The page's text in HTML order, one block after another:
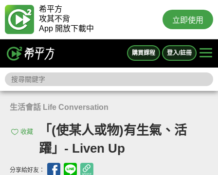
希平方
攻其不背
App 開放下載中
立即使用
購買課程 登入/註冊
生活會話 Life Conversation
收藏
「(使某人或物)有生氣、活
躍」- Liven Up
分享給好友：